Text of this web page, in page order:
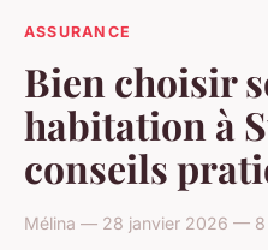
ASSURANCE
Bien choisir
habitation à
conseils
Mélina — 28 janvier 2026 — 8